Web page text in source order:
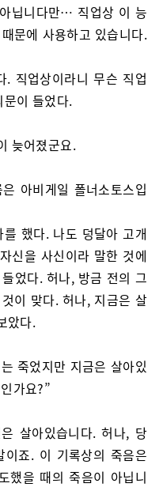
닙니다만… 직업상 이 능
문에 사용하고 있습니다.
직업상이라니 무슨 직업
이 들었다.
늦어졌군요.
아비게일 폴너소토스입
했다. 나도 덩달아 고개
신을 사신이라 말한 것에
었다. 허나, 방금 전의 그
이 맞다. 허나, 지금은 살
았다.
죽었지만 지금은 살아있
가요?”
살아있습니다. 허나, 당
이죠. 이 기록상의 죽음은
했을 때의 죽음이 아닙니